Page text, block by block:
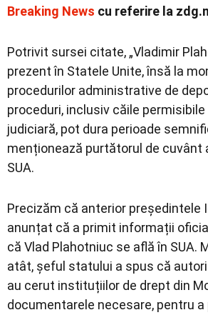
Breaking News cu referire la
Potrivit sursei citate, „Vladimir
prezent în Statele Unite, însă la
procedurilor administrative de
proceduri, inclusiv căile permisibile
judiciară, pot dura perioade
menționează purtătorul de cuvânt
SUA.
Precizăm că anterior președintele
anunțat că a primit informații
că Vlad Plahotniuc se află în SUA.
atât, șeful statului a spus că
au cerut instituțiilor de drept din
documentarele necesare, pentru a